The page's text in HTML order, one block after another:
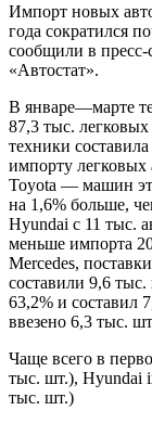
​Импорт новых
года сократился
сообщили в пресс-
«Автостат».
В январе—марте
87,3 тыс.
техники
импорту легковых
Toyota — машин
на 1,6% больше,
Hyundai с 11 тыс.
меньше импорта
Mercedes,
составили 9,6
63,2% и составил
ввезено 6,3 тыс.
Чаще всего в
тыс. шт.), Hyundai
тыс. шт.)